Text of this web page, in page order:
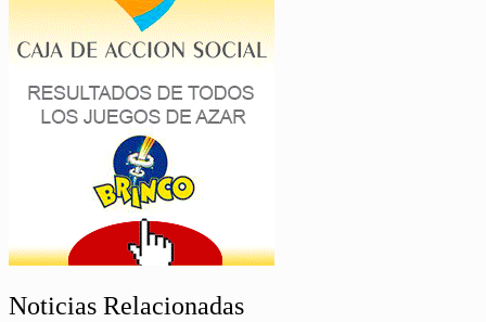
Noticias Relacionadas